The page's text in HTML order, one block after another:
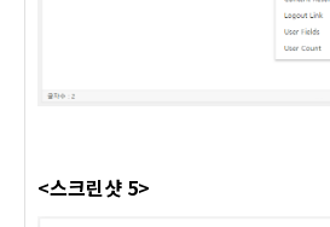
<스크린샷 5>